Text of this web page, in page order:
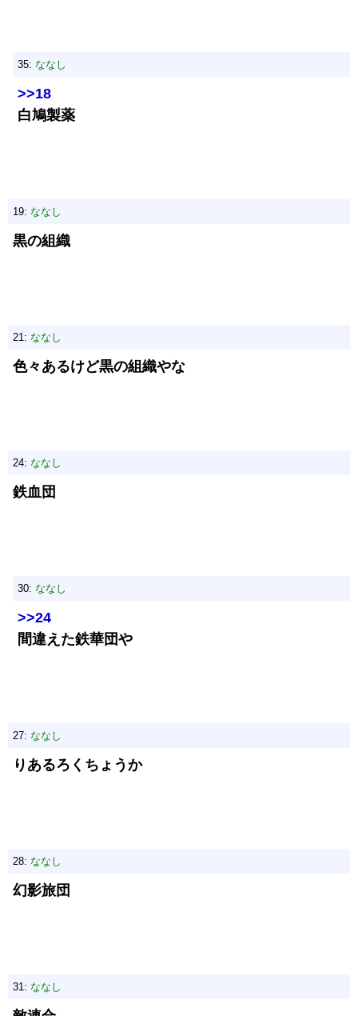
35: ななし
>>18
白鳩製薬
19: ななし
黒の組織
21: ななし
色々あるけど黒の組織やな
24: ななし
鉄血団
30: ななし
>>24
間違えた鉄華団や
27: ななし
りあるろくちょうか
28: ななし
幻影旅団
31: ななし